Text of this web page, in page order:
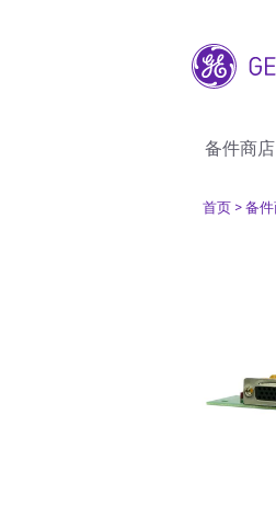
备件商店
首页 > 备